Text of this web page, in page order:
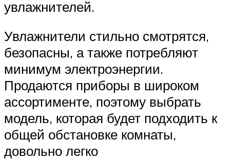
увлажнителей.
Увлажнители стильно смотрятся,
безопасны, а также потребляют
минимум электроэнергии.
Продаются приборы в широком
ассортименте, поэтому выбрать
модель, которая будет подходить к
общей обстановке комнаты,
довольно легко